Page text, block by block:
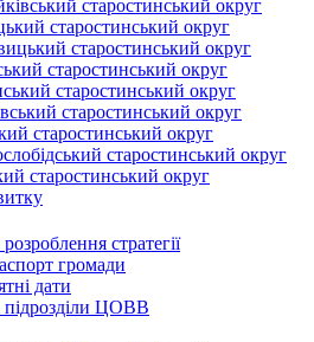
старостинський округ
старостинський округ
старостинський округ
старостинський округ
старостинський округ
старостинський округ
старостинський округ
старостинський округ
старостинський округ
стратегії
громади
дати
підрозділи ЦОВВ